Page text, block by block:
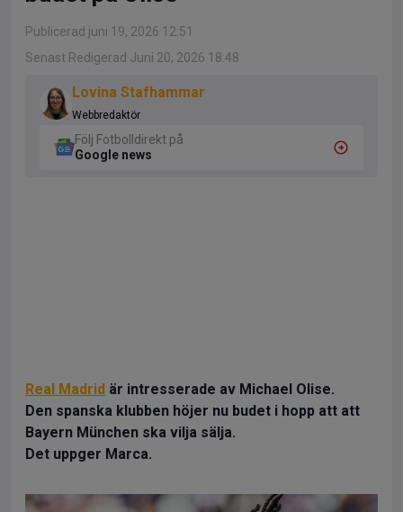
Publicerad juni 19, 2026 12:51
Senast Redigerad Juni 20, 2026 18:48
Lovina Stafhammar
Webbredaktör
Följ Fotbolldirekt på
Google news
Real Madrid är intresserade av Michael Olise.
Den spanska klubben höjer nu budet i hopp att att
Bayern München ska vilja sälja.
Det uppger Marca.